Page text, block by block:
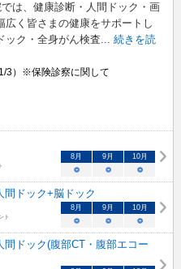
では、健康診断・人間ドック・画
広く皆さまの健康をサポートし
ック・全身がん検査... 続きを読
3）※保険診察に関して
8月 9月 10月
○ ○ ○
間ドック+脳ドック
ト
8月 9月 10月
○ ○ ○
間ドック(腹部CT・腹部エコー